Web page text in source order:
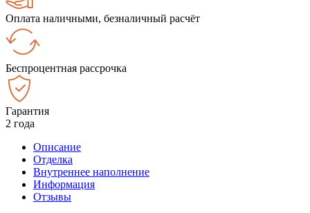
Оплата наличными, безналичный расчёт
Беспроцентная рассрочка
Гарантия
2 года
Описание
Отделка
Внутреннее наполнение
Информация
Отзывы